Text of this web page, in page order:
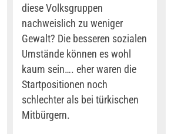
diese Volksgruppen
nachweislich zu weniger
Gewalt? Die besseren sozialen
Umstände können es wohl
kaum sein…. eher waren die
Startpositionen noch
schlechter als bei türkischen
Mitbürgern.